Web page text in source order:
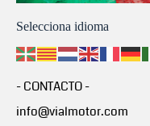
Selecciona idioma
- CONTACTO -
info@vialmotor.com